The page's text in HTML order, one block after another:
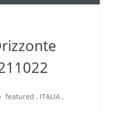
featured , ITALIA,